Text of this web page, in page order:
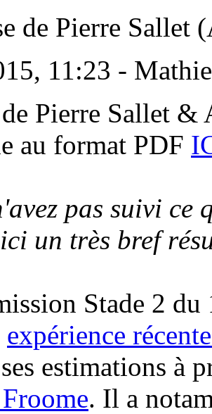
de Pierre Sallet
11:23 -
Pierre Sallet &
au format PDF
pas suivi ce
un très bref
Stade 2
expérience
estimations à
. Il a